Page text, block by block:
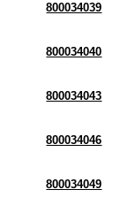
800034039
800034040
800034043
800034046
800034049